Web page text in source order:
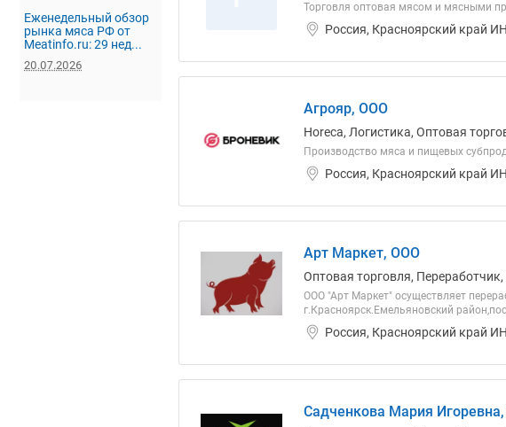
Еженедельный обзор
рынка мяса РФ от
Meatinfo.ru: 29 нед...
20.07.2026
Торговля оптовая мясом и мясными
Россия, Красноярский край
Агрояр, ООО
Horeca, Логистика, Оптовая
Производство мяса и пищевых
Россия, Красноярский край
Арт Маркет, ООО
Оптовая торговля,
ООО "Арт Маркет" осуществляет
г.Красноярск.Емельяновский
Россия, Красноярский край
Садченкова Мария